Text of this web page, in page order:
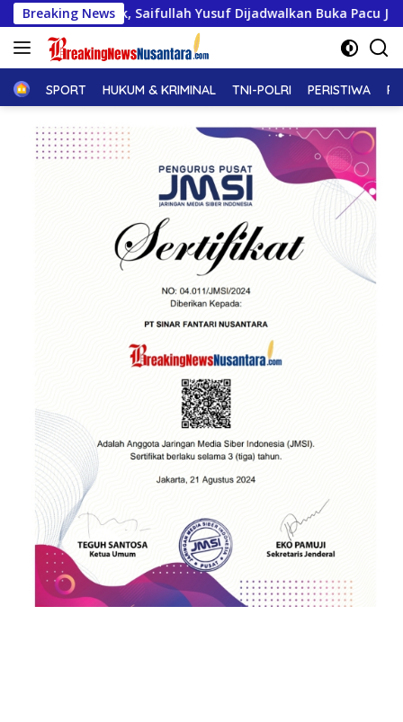
Langsung
ke
konten
Breaking News
Saifullah Yusuf Dijadwalkan Buka Pacu Jalur 2026 dan
HomeSPORT HUKUM & KRIMINAL TNI-POLRI PERISTIWA